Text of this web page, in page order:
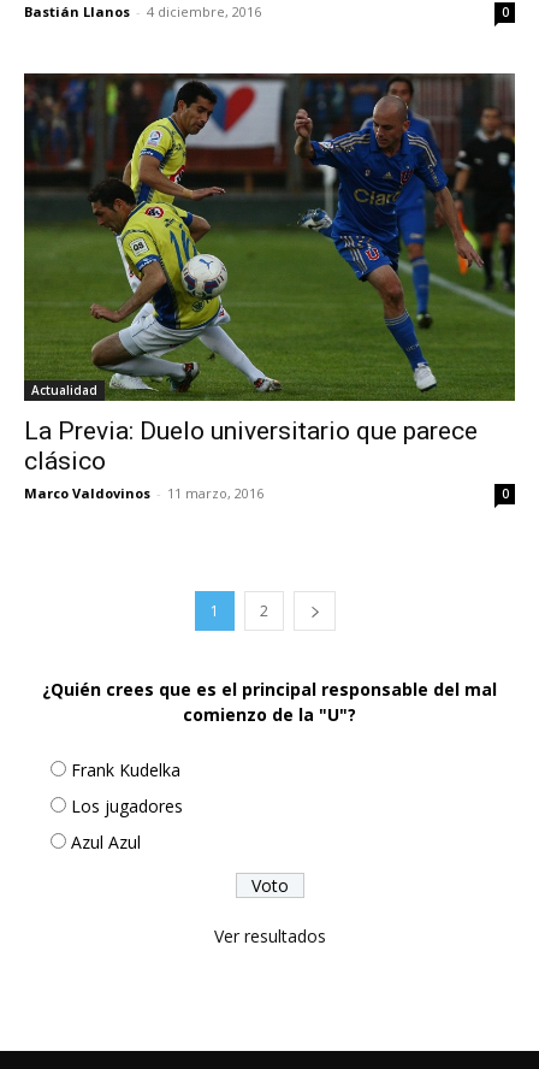
Bastián Llanos - 4 diciembre, 2016 0
Actualidad
La Previa: Duelo universitario que parece
clásico
Marco Valdovinos - 11 marzo, 2016 0
1 2
¿Quién crees que es el principal responsable del mal
comienzo de la "U"?
Frank Kudelka
Los jugadores
Azul Azul
Ver resultados